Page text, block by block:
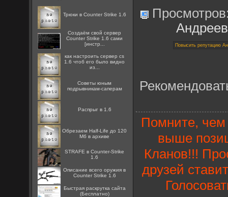
Трюки в Counter Strike 1.6
Создаём свой сервер
Counter Strike 1.6 сами
[инстр...
как настроить сервер cs
1.6 чтоб его было видно
из...
Советы юным
подрывникам-саперам
Распрыг в 1.6
Обрезаем Half-Life до 120
Мб в архиве
STRAFE в Counter-Strike
1.6
Описание всего оружия в
Counter Strike 1.6
Быстрая раскрутка сайта
(Бесплатно)
Помните,
выше
Кланов!!!
друзей